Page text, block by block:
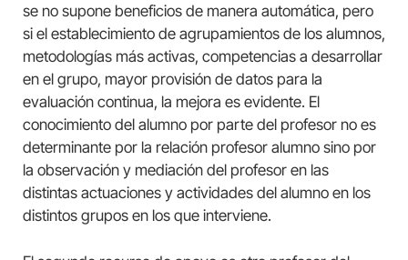
se no supone beneficios de manera automática, pero
si el establecimiento de agrupamientos de los alumnos,
metodologías más activas, competencias a desarrollar
en el grupo, mayor provisión de datos para la
evaluación continua, la mejora es evidente. El
conocimiento del alumno por parte del profesor no es
determinante por la relación profesor alumno sino por
la observación y mediación del profesor en las
distintas actuaciones y actividades del alumno en los
distintos grupos en los que interviene.